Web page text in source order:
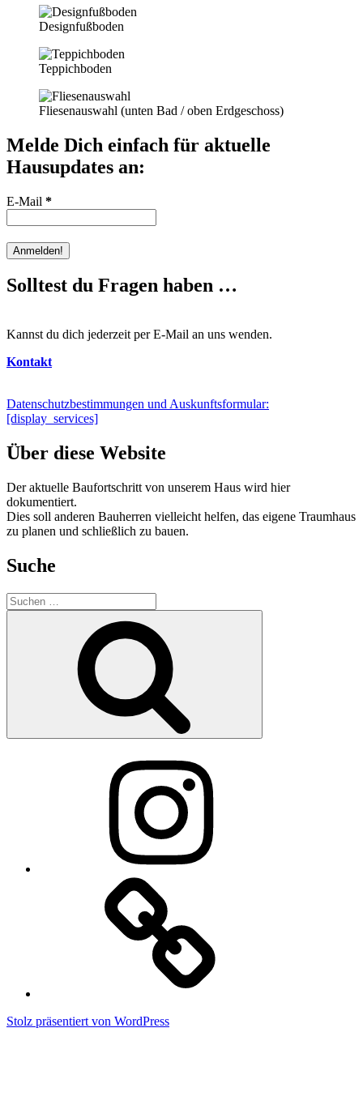
Designfußboden
Teppichboden
Fliesenauswahl (unten Bad / oben Erdgeschoss)
Melde Dich einfach für aktuelle
Hausupdates an:
E-Mail *
Solltest du Fragen haben …
Kannst du dich jederzeit per E-Mail an uns wenden.
Kontakt
Datenschutzbestimmungen und Auskunftsformular:
[display_services]
Über diese Website
Der aktuelle Baufortschritt von unserem Haus wird hier
dokumentiert.
Dies soll anderen Bauherren vielleicht helfen, das eigene Traumhaus
zu planen und schließlich zu bauen.
Suche
Suchen
nach:
Stolz präsentiert von WordPress